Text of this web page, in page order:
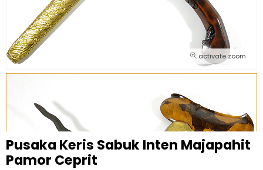
activate zoom
Pusaka Keris Sabuk Inten Majapahit
Pamor Ceprit